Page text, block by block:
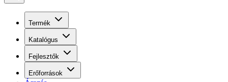
Termék
Katalógus
Fejlesztők
Erőforrások